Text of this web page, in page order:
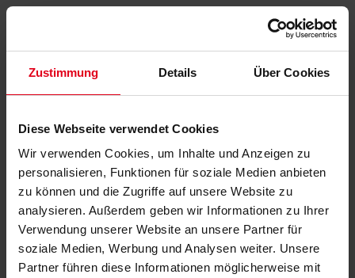
Zustimmung Details Über Cookies
Diese Webseite verwendet Cookies
Wir verwenden Cookies, um Inhalte und Anzeigen zu
personalisieren, Funktionen für soziale Medien anbieten
zu können und die Zugriffe auf unsere Website zu
analysieren. Außerdem geben wir Informationen zu Ihrer
Verwendung unserer Website an unsere Partner für
soziale Medien, Werbung und Analysen weiter. Unsere
Partner führen diese Informationen möglicherweise mit